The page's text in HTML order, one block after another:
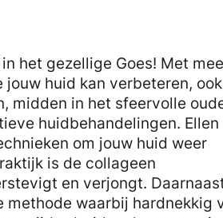
het gezellige Goes! Met
huid kan verbeteren,
midden in het sfeervolle
huidbehandelingen. Ellen
om jouw huid weer
is de collageen
en verjongt.
methode waarbij hardnekkig